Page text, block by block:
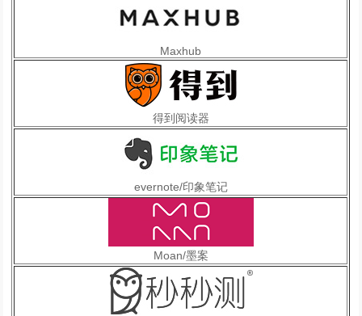
Maxhub
得到阅读器
evernote/印象笔记
Moan/墨案